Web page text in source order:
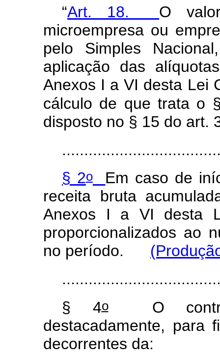
“Art. 18. O
microempresa ou
pelo Simples
aplicação das
Anexos I a VI desta Lei
cálculo de que trata o
disposto no § 15 do art.
§ 2o
Em caso de
receita bruta
Anexos I a VI desta
proporcionalizados ao
no período.
§ 4oO
destacadamente, para
decorrentes da: